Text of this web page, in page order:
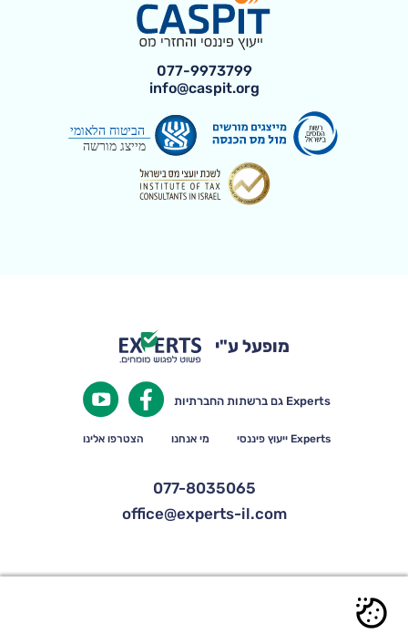
077-9973799
info@caspit.org
מופעל ע"י
Experts גם ברשתות החברתיות
Experts ייעוץ פיננסי מי אנחנו הצטרפו אלינו
077-8035065
office@experts-il.com
© כל הזכויות שמורות ל-Experts |